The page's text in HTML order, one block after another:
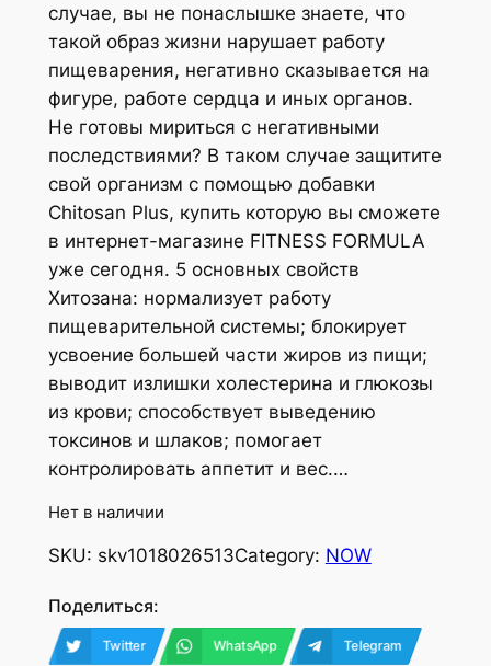
случае, вы не понаслышке знаете, что
такой образ жизни нарушает работу
пищеварения, негативно сказывается на
фигуре, работе сердца и иных органов.
Не готовы мириться с негативными
последствиями? В таком случае защитите
свой организм с помощью добавки
Chitosan Plus, купить которую вы сможете
в интернет-магазине FITNESS FORMULA
уже сегодня. 5 основных свойств
Хитозана: нормализует работу
пищеварительной системы; блокирует
усвоение большей части жиров из пищи;
выводит излишки холестерина и глюкозы
из крови; способствует выведению
токсинов и шлаков; помогает
контролировать аппетит и вес.…
Нет в наличии
SKU: skv1018026513Category: NOW
Поделиться:
Twitter WhatsApp Telegram